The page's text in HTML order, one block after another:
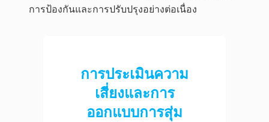
การป้องกันและการปรับปรุงอย่างต่อเนื่อง
การประเมินความ
เสี่ยงและการ
ออกแบบการสุ่ม